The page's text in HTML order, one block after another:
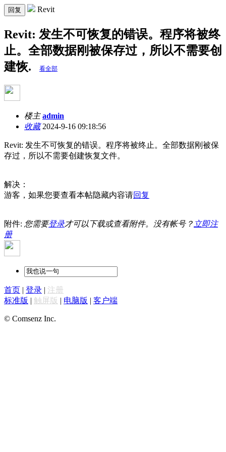
回复 Revit
Revit: 发生不可恢复的错误。程序将被终
止。全部数据刚被保存过，所以不需要创
建恢.
看全部
楼主 admin
收藏2024-9-16 09:18:56
Revit: 发生不可恢复的错误。程序将被终止。全部数据刚被保
存过，所以不需要创建恢复文件。
解决：
游客，如果您要查看本帖隐藏内容请回复
附件: 您需要登录才可以下载或查看附件。没有帐号？ 立即注
册
首页 | 登录 | 注册
标准版 | 触屏版 | 电脑版 | 客户端
© Comsenz Inc.